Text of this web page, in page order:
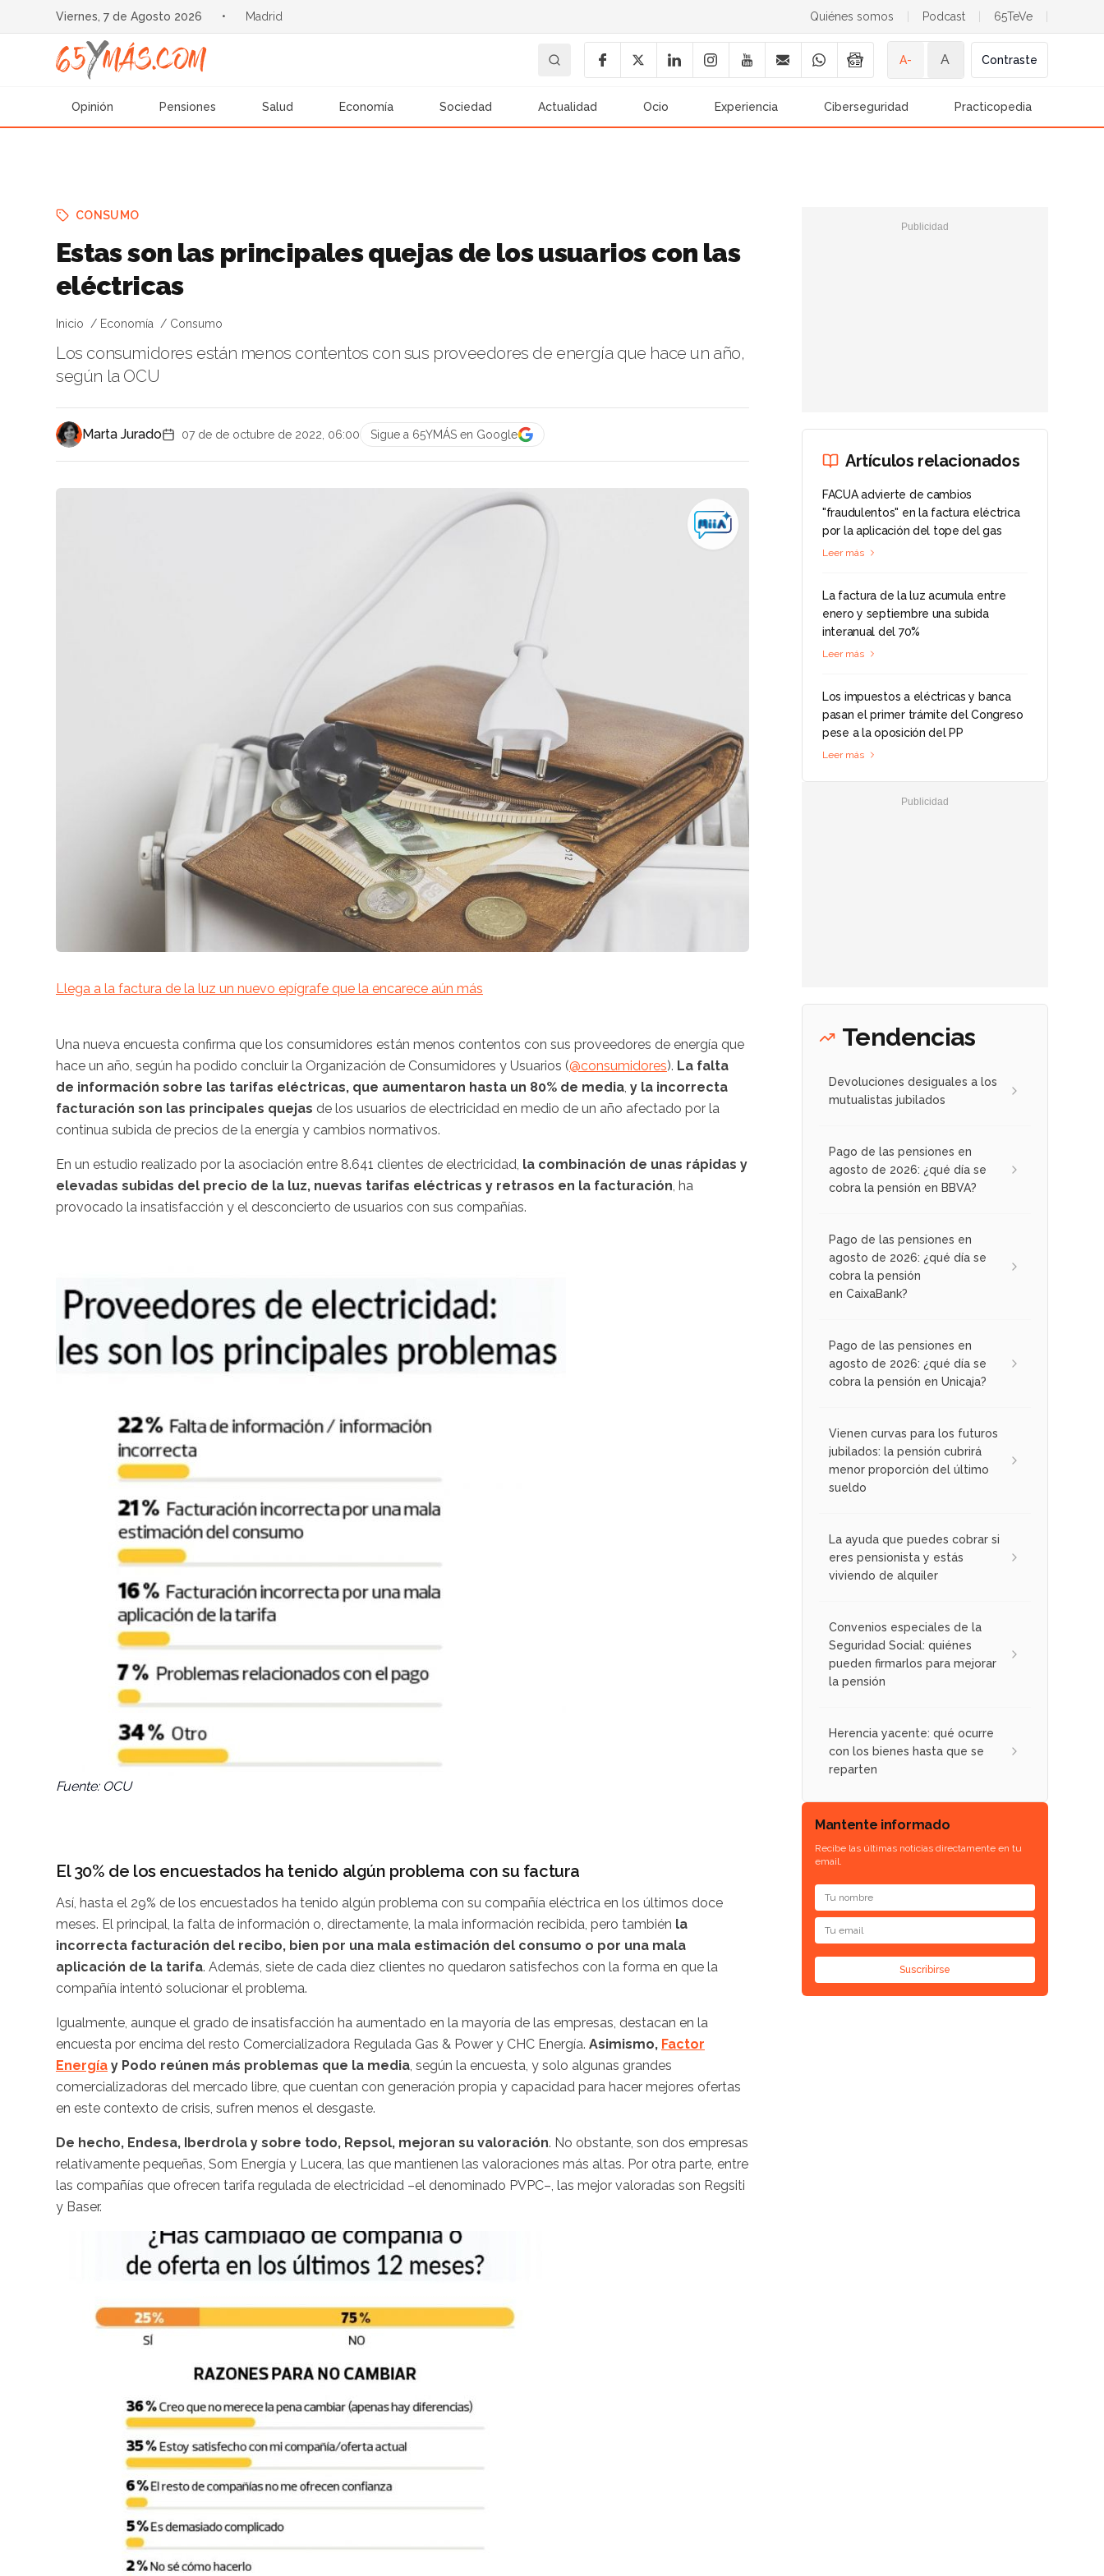
Viernes, 7 de Agosto 2026 • Madrid Quiénes somos Podcast 65TeVe
A- A Contraste
Opinión Pensiones Salud Economía Sociedad Actualidad Ocio Experiencia Ciberseguridad Practicopedia
CONSUMO
Estas son las principales quejas de los usuarios con las
eléctricas
Inicio Economía Consumo
Los consumidores están menos contentos con sus proveedores de energía que hace un año,
según la OCU
Marta Jurado 07 de de octubre de 2022, 06:00 Sigue a 65YMÁS en Google
Llega a la factura de la luz un nuevo epígrafe que la encarece aún más
Una nueva encuesta confirma que los consumidores están menos contentos con sus proveedores de energía que
hace un año, según ha podido concluir la Organización de Consumidores y Usuarios (@consumidores). La falta
de información sobre las tarifas eléctricas, que aumentaron hasta un 80% de media y la incorrecta
facturación son las principales quejas de los usuarios de electricidad en medio de un año afectado por la
continua subida de precios de la energía y cambios normativos.
En un estudio realizado por la asociación entre 8.641 clientes de electricidad, la combinación de unas rápidas y
elevadas subidas del precio de la luz, nuevas tarifas eléctricas y retrasos en la facturación , ha
provocado la insatisfacción y el desconcierto de usuarios con sus compañías.
Fuente: OCU
El 30% de los encuestados ha tenido algún problema con su factura
Así, hasta el 29% de los encuestados ha tenido algún problema con su compañía eléctrica en los últimos doce
meses. El principal, la falta de información o, directamente, la mala información recibida, pero también la
incorrecta facturación del recibo, bien por una mala estimación del consumo o por una mala
aplicación de la tarifa. Además, siete de cada diez clientes no quedaron satisfechos con la forma en que la
compañía intentó solucionar el problema.
Igualmente, aunque el grado de insatisfacción ha aumentado en la mayoría de las empresas, destacan en la
encuesta por encima del resto Comercializadora Regulada Gas & Power y CHC Energía. Asimismo, Factor
Energía y Podo reúnen más problemas que la media , según la encuesta, y solo algunas grandes
comercializadoras del mercado libre, que cuentan con generación propia y capacidad para hacer mejores ofertas
en este contexto de crisis, sufren menos el desgaste.
De hecho, Endesa, Iberdrola y sobre todo, Repsol, mejoran su valoración. No obstante, son dos empresas
relativamente pequeñas, Som Energía y Lucera, las que mantienen las valoraciones más altas. Por otra parte, entre
las compañías que ofrecen tarifa regulada de electricidad –el denominado PVPC–, las mejor valoradas son Regsiti
y Baser.
Artículos relacionados
FACUA advierte de cambios
"fraudulentos" en la factura eléctrica
por la aplicación del tope del gas
Leer más
La factura de la luz acumula entre
enero y septiembre una subida
interanual del 70%
Leer más
Los impuestos a eléctricas y banca
pasan el primer trámite del Congreso
pese a la oposición del PP
Leer más
Tendencias
Devoluciones desiguales a los
mutualistas jubilados
Pago de las pensiones en
agosto de 2026: ¿qué día se
cobra la pensión en BBVA?
Pago de las pensiones en
agosto de 2026: ¿qué día se
cobra la pensión
en CaixaBank?
Pago de las pensiones en
agosto de 2026: ¿qué día se
cobra la pensión en Unicaja?
Vienen curvas para los futuros
jubilados: la pensión cubrirá
menor proporción del último
sueldo
La ayuda que puedes cobrar si
eres pensionista y estás
viviendo de alquiler
Convenios especiales de la
Seguridad Social: quiénes
pueden firmarlos para mejorar
la pensión
Herencia yacente: qué ocurre
con los bienes hasta que se
reparten
Mantente informado
Recibe las últimas noticias directamente en tu
email.
Suscribirse